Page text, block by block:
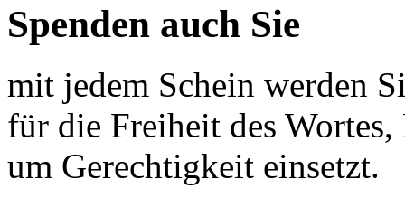
Spenden auch Sie
mit jedem Schein werden
für die Freiheit des
um Gerechtigkeit einsetzt.